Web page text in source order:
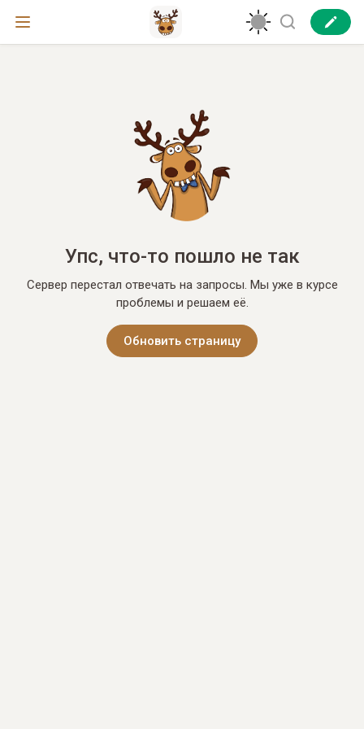
Упс, что-то пошло не так
Сервер перестал отвечать на запросы. Мы уже в курсе
проблемы и решаем её.
Обновить страницу